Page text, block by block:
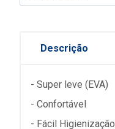
Descrição
- Super leve (EVA)
- Confortável
- Fácil Higienização